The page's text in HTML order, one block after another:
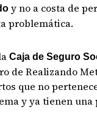
y no a costa de
problemática.
Caja de Seguro
de Realizando
que no
y ya tienen una